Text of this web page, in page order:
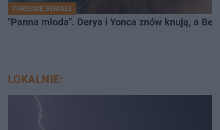
TURECKIE SERIALE
"Panna młoda". Derya i Yonca znów knują, a
LOKALNIE: